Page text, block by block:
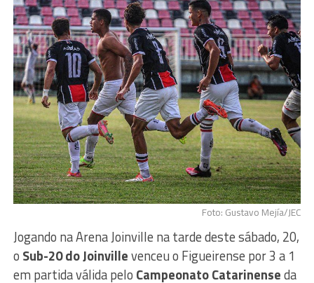
Foto: Gustavo Mejía/JEC
Jogando na Arena Joinville na tarde deste sábado, 20,
o Sub-20 do Joinvillevenceu o Figueirense por 3 a 1
em partida válida pelo Campeonato Catarinenseda